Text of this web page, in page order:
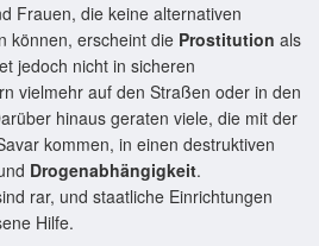
Frauen, die keine alternativen
können, erscheint die Prostitution als
jedoch nicht in sicheren
vielmehr auf den Straßen oder in den
hinaus geraten viele, die mit der
kommen, in einen destruktiven
Drogenabhängigkeit.
rar, und staatliche Einrichtungen
Hilfe.